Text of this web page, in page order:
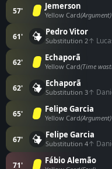
57' Jemerson
Yellow Card(Argument)
61' Pedro Vitor
Substitution 2↑
62' Echaporã
Yellow Card(Time
62' Echaporã
Substitution 3↑
65' Felipe Garcia
Yellow Card(Argument)
67' Felipe Garcia
Substitution 4↑
71' Fábio Alemão